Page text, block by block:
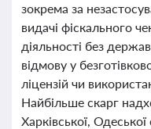
зокрема за
видачі фіскального
діяльності без
відмову у
ліцензій чи
Найбільше скарг
Харківської,